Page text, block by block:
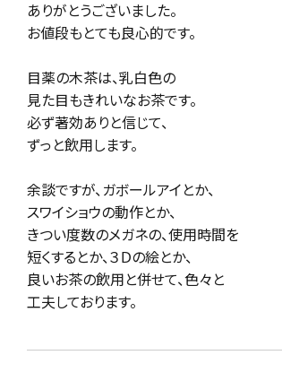
ありがとうございました。
お値段もとても良心的です。
目薬の木茶は、乳白色の
見た目もきれいなお茶です。
必ず著効ありと信じて、
ずっと飲用します。
余談ですが、ガボールアイとか、
スワイショウの動作とか、
きつい度数のメガネの、使用時間を
短くするとか、３Ｄの絵とか、
良いお茶の飲用と併せて、色々と
工夫しております。